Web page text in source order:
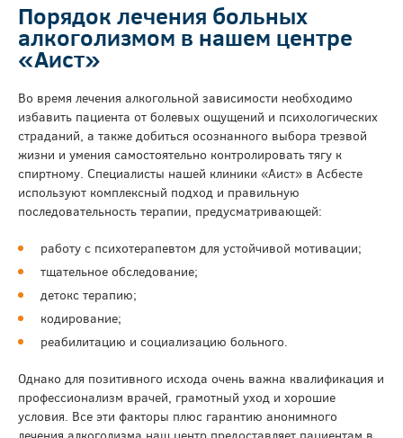
Порядок лечения больных
алкоголизмом в нашем центре
«Аист»
Во время лечения алкогольной зависимости необходимо
избавить пациента от болевых ощущений и психологических
страданий, а также добиться осознанного выбора трезвой
жизни и умения самостоятельно контролировать тягу к
спиртному. Специалисты нашей клиники «Аист» в Асбесте
используют комплексный подход и правильную
последовательность терапии, предусматривающей:
работу с психотерапевтом для устойчивой мотивации;
тщательное обследование;
детокс терапию;
кодирование;
реабилитацию и социализацию больного.
Однако для позитивного исхода очень важна квалификация и
профессионализм врачей, грамотный уход и хорошие
условия. Все эти факторы плюс гарантию анонимного